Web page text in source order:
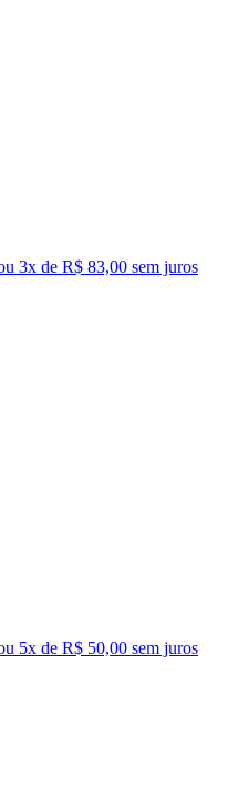
3x de R$ 83,00 sem juros
5x de R$ 50,00 sem juros